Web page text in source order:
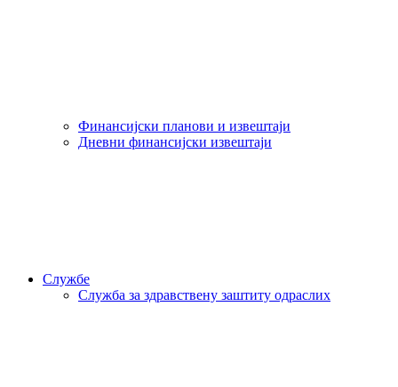
Финансијски планови и извештаји
Дневни финансијски извештаји
Службе
Служба за здравствену заштиту одраслих